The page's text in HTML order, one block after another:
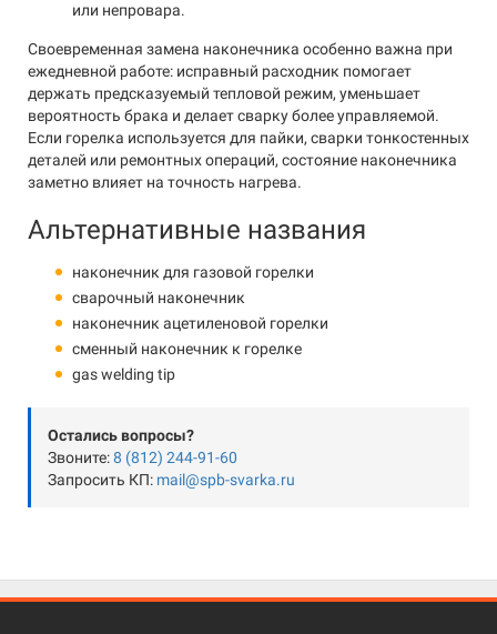
или непровара.
Своевременная замена наконечника особенно важна при
ежедневной работе: исправный расходник помогает
держать предсказуемый тепловой режим, уменьшает
вероятность брака и делает сварку более управляемой.
Если горелка используется для пайки, сварки тонкостенных
деталей или ремонтных операций, состояние наконечника
заметно влияет на точность нагрева.
Альтернативные названия
наконечник для газовой горелки
сварочный наконечник
наконечник ацетиленовой горелки
сменный наконечник к горелке
gas welding tip
Остались вопросы?
Звоните:8 (812) 244-91-60
Запросить КП: mail@spb-svarka.ru